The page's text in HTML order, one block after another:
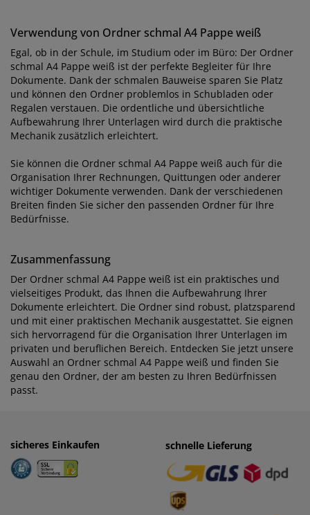
Verwendung von Ordner schmal A4 Pappe weiß
Egal, ob in der Schule, im Studium oder im Büro: Der Ordner
schmal A4 Pappe weiß ist der perfekte Begleiter für Ihre
Dokumente. Dank der schmalen Bauweise sparen Sie Platz
und können den Ordner problemlos in Schubladen oder
Regalen verstauen. Die ordentliche und übersichtliche
Aufbewahrung Ihrer Unterlagen wird durch die praktische
Mechanik zusätzlich erleichtert.
Sie können die Ordner schmal A4 Pappe weiß auch für die
Organisation Ihrer Rechnungen, Quittungen oder anderer
wichtiger Dokumente verwenden. Dank der verschiedenen
Breiten finden Sie sicher den passenden Ordner für Ihre
Bedürfnisse.
Zusammenfassung
Der Ordner schmal A4 Pappe weiß ist ein praktisches und
vielseitiges Produkt, das Ihnen die Aufbewahrung Ihrer
Dokumente erleichtert. Die Ordner sind robust, platzsparend
und mit einer praktischen Mechanik ausgestattet. Sie eignen
sich hervorragend für die Organisation Ihrer Unterlagen im
privaten und beruflichen Bereich. Entdecken Sie jetzt unsere
Auswahl an Ordner schmal A4 Pappe weiß und finden Sie
genau den Ordner, der am besten zu Ihren Bedürfnissen
passt.
sicheres Einkaufen einfaches Zahlen
· Rechnung
· Vorkasse
schnelle Lieferung